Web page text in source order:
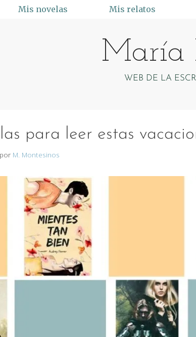
Mis novelas Mis relatos
María
WEB DE LA
para leer estas
por M. Montesinos